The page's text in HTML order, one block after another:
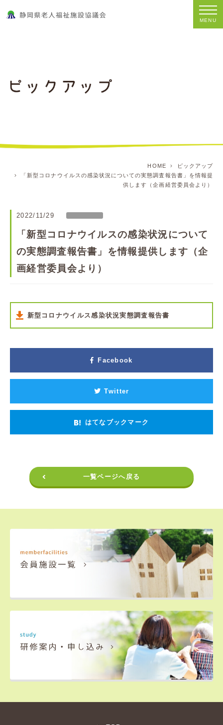
MENU
HOME
ピックアップ
「新型コロナウイルスの感染状況についての実態調査報告書」を情報提
供します（企画経営委員会より）
2022/11/29
「新型コロナウイルスの感染状況について
の実態調査報告書」を情報提供します（企
画経営委員会より）
新型コロナウイルス感染状況実態調査報告書
Facebook
Twitter
はてなブックマーク
一覧ページへ戻る